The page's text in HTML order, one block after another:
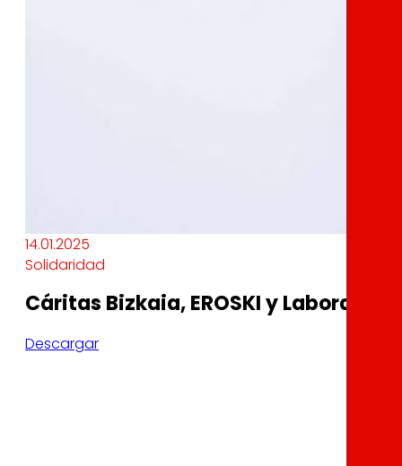
14.01.2025
Solidaridad
Cáritas Bizkaia, EROSKI y Laboral
Descargar